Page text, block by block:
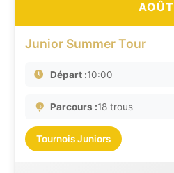
AOÛT
Junior Summer Tour
Départ :10:00
Parcours :18 trous
Tournois Juniors